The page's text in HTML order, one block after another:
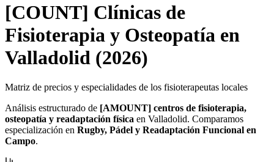
[COUNT] Clínicas de
Fisioterapia y Osteopatía en
Valladolid (2026)
Matriz de precios y especialidades de los fisioterapeutas locales
Análisis estructurado de [AMOUNT] centros de fisioterapia,
osteopatía y readaptación física en Valladolid. Comparamos
especialización en Rugby, Pádel y Readaptación Funcional en
Campo.